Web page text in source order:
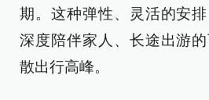
期。这种弹性、灵活的安
深度陪伴家人、长途出游
散出行高峰。